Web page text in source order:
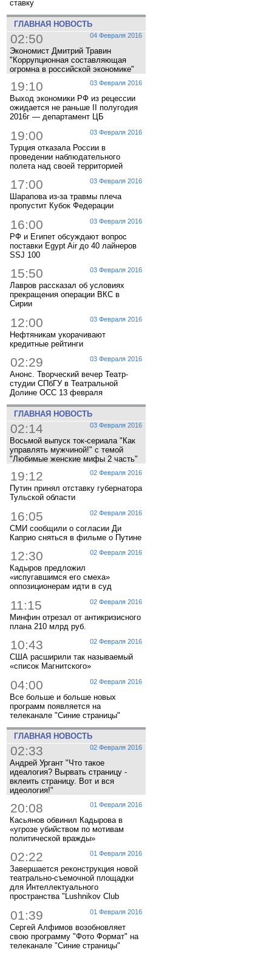
ставку
ГЛАВНАЯ НОВОСТЬ
04 Февраля 2016
02:50
Экономист Дмитрий Травин
"Коррупционная составляющая
огромна в российской экономике"
03 Февраля 2016
19:10
Выход экономики РФ из рецессии
ожидается не раньше II полугодия
2016г — департамент ЦБ
03 Февраля 2016
19:00
Турция отказала России в
проведении наблюдательного
полета над своей территорией
03 Февраля 2016
17:00
Шарапова из-за травмы плеча
пропустит Кубок Федерации
03 Февраля 2016
16:00
РФ и Египет обсуждают вопрос
поставки Egypt Air до 40 лайнеров
SSJ 100
03 Февраля 2016
15:50
Лавров рассказал об условиях
прекращения операции ВКС в
Сирии
03 Февраля 2016
12:00
Нефтяникам укорачивают
кредитные рейтинги
03 Февраля 2016
02:29
Анонс. Творческий вечер Театр-
студии СПбГУ в Театральной
Долине ОСС 13 февраля
ГЛАВНАЯ НОВОСТЬ
03 Февраля 2016
02:14
Восьмой выпуск ток-сериала "Как
управлять мужчиной!" с темой
"Любимые женские мифы 2 часть"
02 Февраля 2016
19:12
Путин принял отставку губернатора
Тульской области
02 Февраля 2016
16:05
СМИ сообщили о согласии Ди
Каприо сняться в фильме о Путине
02 Февраля 2016
12:30
Кадыров предложил
«испугавшимся его смеха»
оппозиционерам идти в суд
02 Февраля 2016
11:15
Минфин отрезал от антикризисного
плана 210 млрд руб.
02 Февраля 2016
10:43
США расширили так называемый
«список Магнитского»
02 Февраля 2016
04:00
Все больше и больше новых
программ появляется на
телеканале "Синие страницы"
ГЛАВНАЯ НОВОСТЬ
02 Февраля 2016
02:33
Андрей Ургант "Что такое
идеалогия? Вырвать страницу -
вклеить страницу. Вот и вся
идеология!"
01 Февраля 2016
20:08
Касьянов обвинил Кадырова в
«угрозе убийством по мотивам
политической вражды»
01 Февраля 2016
02:22
Завершается реконструкция новой
театрально-съемочной площадки
для Интеллектуального
пространства "Lushnikov Club
01 Февраля 2016
01:39
Сергей Алфимов возобновляет
свою программу "Фото Формат" на
телеканале "Синие страницы"